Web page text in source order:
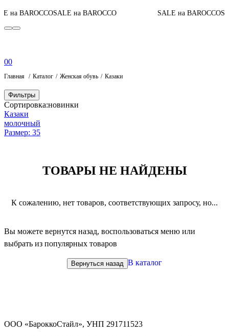
на BAROCCOSALE на BAROCCO SALE на BAROCCO
00
Главная Каталог Женская обувь Казаки
Фильтры
Сортировка:новинки
Казаки
молочный
Размер: 35
ТОВАРЫ НЕ НАЙДЕНЫ
К сожалению, нет товаров, соответствующих запросу, но...
Вы можете вернутся назад, воспользоваться меню или
выбрать из популярных товаров
Вернуться назад В каталог
ООО «БароккоСтайл», УНП 291711523